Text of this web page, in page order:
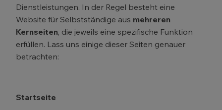
Dienstleistungen. In der Regel besteht eine
Website für Selbstständige aus mehreren
Kernseiten, die jeweils eine spezifische Funktion
erfüllen. Lass uns einige dieser Seiten genauer
betrachten:
Startseite